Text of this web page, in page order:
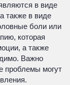
в виде
также в виде
боли или
которая
а также
Важно
проблемы могут